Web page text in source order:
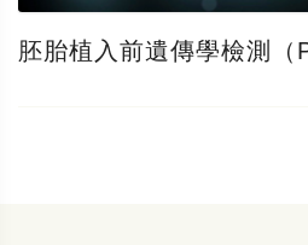
胚胎植入前遺傳學檢測（